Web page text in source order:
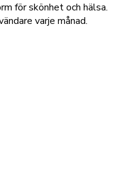
för skönhet och hälsa.
varje månad.